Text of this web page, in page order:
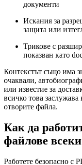
документи
Искания за
защита или
Трикове с
показван като
Контекстът също има
очаквали,
или известие за
всичко това
отворите файла.
Как да
файлове
Работете безопасно с